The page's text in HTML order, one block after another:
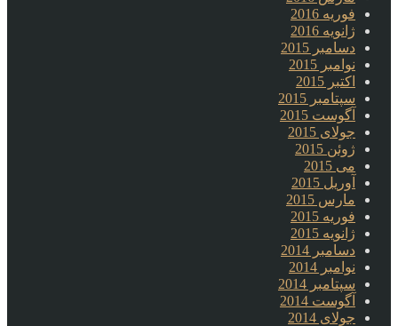
فوریه 2016
ژانویه 2016
دسامبر 2015
نوامبر 2015
اکتبر 2015
سپتامبر 2015
آگوست 2015
جولای 2015
ژوئن 2015
می 2015
آوریل 2015
مارس 2015
فوریه 2015
ژانویه 2015
دسامبر 2014
نوامبر 2014
سپتامبر 2014
آگوست 2014
جولای 2014